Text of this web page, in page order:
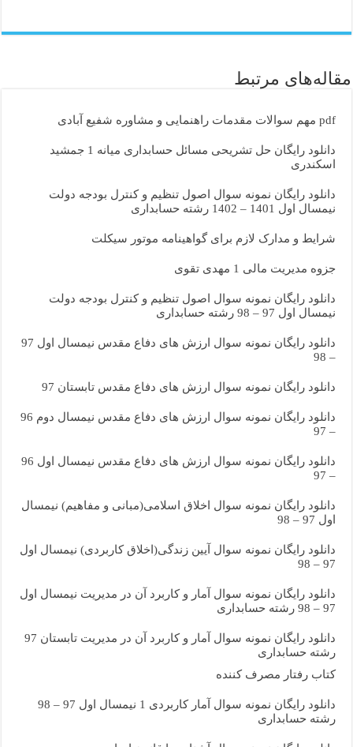
مقاله‌های مرتبط
pdf مهم سوالات مقدمات راهنمایی و مشاوره شفیع آبادی
دانلود رایگان حل تشریحی مسائل حسابداری میانه 1 جمشید
اسکندری
دانلود رایگان نمونه سوال اصول تنظیم و کنترل بودجه دولت
نیمسال اول 1401 – 1402 رشته حسابداری
شرایط و مدارک لازم برای گواهینامه موتور سیکلت
جزوه مدیریت مالی 1 مهدی تقوی
دانلود رایگان نمونه سوال اصول تنظیم و کنترل بودجه دولت
نیمسال اول 97 – 98 رشته حسابداری
دانلود رایگان نمونه سوال ارزش های دفاع مقدس نیمسال اول 97
– 98
دانلود رایگان نمونه سوال ارزش های دفاع مقدس تابستان 97
دانلود رایگان نمونه سوال ارزش های دفاع مقدس نیمسال دوم 96
– 97
دانلود رایگان نمونه سوال ارزش های دفاع مقدس نیمسال اول 96
– 97
دانلود رایگان نمونه سوال اخلاق اسلامی(مبانی و مفاهیم) نیمسال
اول 97 – 98
دانلود رایگان نمونه سوال آیین زندگی(اخلاق کاربردی) نیمسال اول
97 – 98
دانلود رایگان نمونه سوال آمار و کاربرد آن در مدیریت نیمسال اول
97 – 98 رشته حسابداری
دانلود رایگان نمونه سوال آمار و کاربرد آن در مدیریت تابستان 97
رشته حسابداری
کتاب رفتار مصرف کننده
دانلود رایگان نمونه سوال آمار کاربردی 1 نیمسال اول 97 – 98
رشته حسابداری